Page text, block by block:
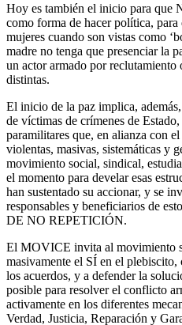
Hoy es también el inicio para que
como forma de hacer política,
mujeres cuando son vistas como
madre no tenga que presenciar la
un actor armado por reclutamiento
distintas.
El inicio de la paz implica,
de víctimas de crímenes de
paramilitares que, en alianza con
violentas, masivas, sistemáticas y
movimiento social, sindical,
el momento para develar esas
han sustentado su accionar, y se
responsables y beneficiarios de
DE NO REPETICIÓN.
El MOVICE invita al movimiento
masivamente el SÍ en el
los acuerdos, y a defender la
posible para resolver el conflicto
activamente en los diferentes
Verdad, Justicia, Reparación y